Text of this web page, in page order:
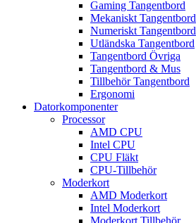
Gaming Tangentbord
Mekaniskt Tangentbord
Numeriskt Tangentbord
Utländska Tangentbord
Tangentbord Övriga
Tangentbord & Mus
Tillbehör Tangentbord
Ergonomi
Datorkomponenter
Processor
AMD CPU
Intel CPU
CPU Fläkt
CPU-Tillbehör
Moderkort
AMD Moderkort
Intel Moderkort
Moderkort Tillbehör